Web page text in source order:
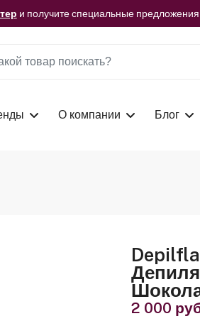
Смотреть сейчас
и получите специальные
О компании Блог
2 000